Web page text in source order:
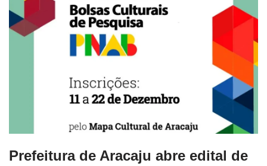
Prefeitura de Aracaju abre edital de